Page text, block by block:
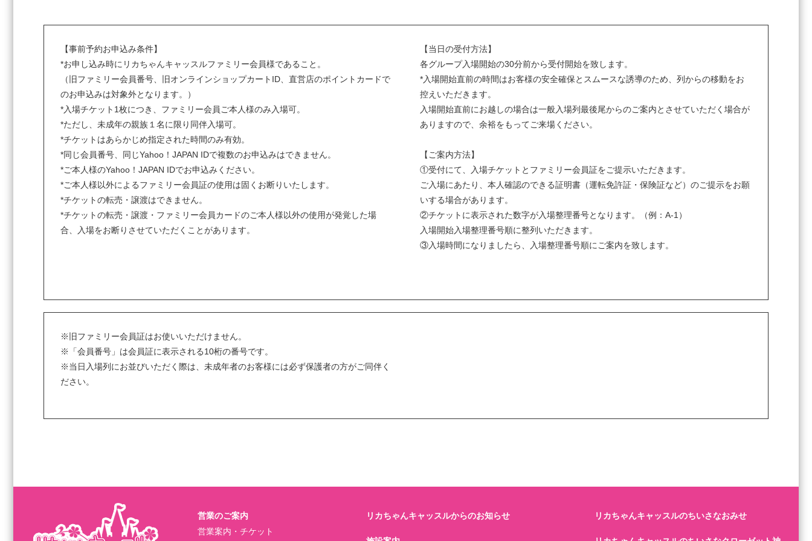
【事前予約お申込み条件】
*お申し込み時にリカちゃんキャッスルファミリー会員様であること。
（旧ファミリー会員番号、旧オンラインショップカートID、直営店のポイントカードで
のお申込みは対象外となります。）
*入場チケット1枚につき、ファミリー会員ご本人様のみ入場可。
*ただし、未成年の親族１名に限り同伴入場可。
*チケットはあらかじめ指定された時間のみ有効。
*同じ会員番号、同じYahoo！JAPAN IDで複数のお申込みはできません。
*ご本人様のYahoo！JAPAN IDでお申込みください。
*ご本人様以外によるファミリー会員証の使用は固くお断りいたします。
*チケットの転売・譲渡はできません。
*チケットの転売・譲渡・ファミリー会員カードのご本人様以外の使用が発覚した場
合、入場をお断りさせていただくことがあります。
【当日の受付方法】
各グループ入場開始の30分前から受付開始を致します。
*入場開始直前の時間はお客様の安全確保とスムースな誘導のため、列からの移動をお
控えいただきます。
入場開始直前にお越しの場合は一般入場列最後尾からのご案内とさせていただく場合が
ありますので、余裕をもってご来場ください。
【ご案内方法】
①受付にて、入場チケットとファミリー会員証をご提示いただきます。
ご入場にあたり、本人確認のできる証明書（運転免許証・保険証など）のご提示をお願
いする場合があります。
②チケットに表示された数字が入場整理番号となります。（例：A-1）
入場開始入場整理番号順に整列いただきます。
③入場時間になりましたら、入場整理番号順にご案内を致します。
※旧ファミリー会員証はお使いいただけません。
※「会員番号」は会員証に表示される10桁の番号です。
※当日入場列にお並びいただく際は、未成年者のお客様には必ず保護者の方がご同伴く
ださい。
営業のご案内
営業案内・チケット
リカちゃんキャッスルからのお知らせ リカちゃんキャッスルのちいさなおみせ